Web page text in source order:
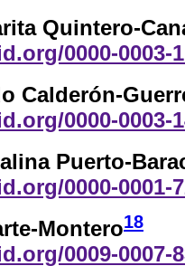
Quintero-
0000-0003-
Calderón-
0000-0003-
Puerto-
0000-0001-
Montero18
0009-0007-